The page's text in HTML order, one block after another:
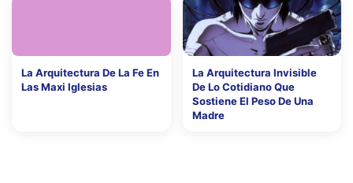
La Arquitectura De La Fe En
Las Maxi Iglesias
La Arquitectura Invisible
De Lo Cotidiano Que
Sostiene El Peso De Una
Madre